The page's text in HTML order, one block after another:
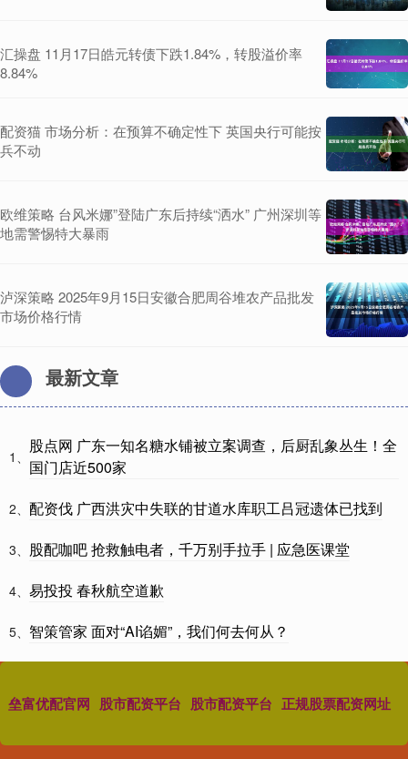
汇操盘 11月17日皓元转债下跌1.84%，转股溢价率
8.84%
配资猫 市场分析：在预算不确定性下 英国央行可能按
兵不动
欧维策略 台风米娜”登陆广东后持续“洒水” 广州深圳等
地需警惕特大暴雨
泸深策略 2025年9月15日安徽合肥周谷堆农产品批发
市场价格行情
最新文章
1、
股点网 广东一知名糖水铺被立案调查，后厨乱象丛生！全
国门店近500家
2、 配资伐 广西洪灾中失联的甘道水库职工吕冠遗体已找到
3、 股配咖吧 抢救触电者，千万别手拉手 | 应急医课堂
4、 易投投 春秋航空道歉
5、 智策管家 面对“AI谄媚”，我们何去何从？
垒富优配官网 股市配资平台 股市配资平台 正规股票配资网址